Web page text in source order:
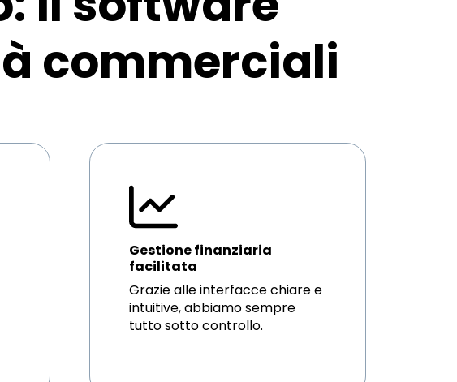
commerciali
Gestione finanziaria
facilitata
Grazie alle interfacce chiare e
intuitive, abbiamo sempre
tutto sotto controllo.